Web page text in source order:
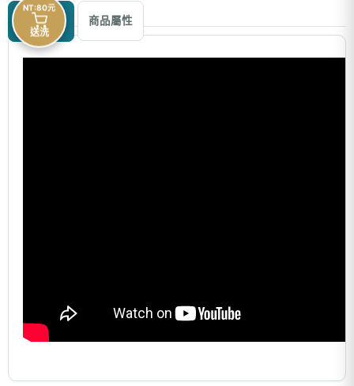
商品描述 商品屬性
NT:80元
送洗